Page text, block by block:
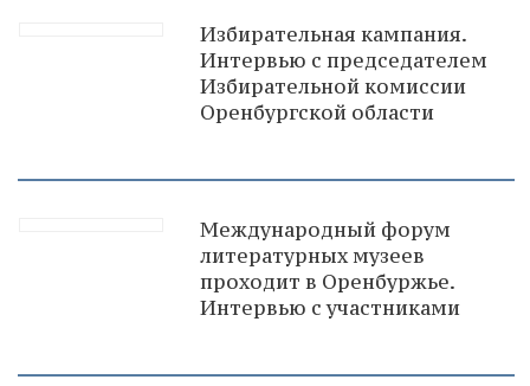
Избирательная кампания.
Интервью с председателем
Избирательной комиссии
Оренбургской области
Международный форум
литературных музеев
проходит в Оренбуржье.
Интервью с участниками